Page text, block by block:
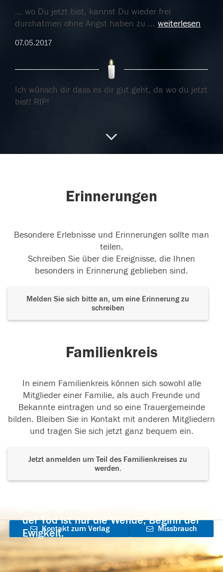
... wo Du jetzt bist, kannst Du wieder frei
durchatmen ohne Angst haben zu ... weiterlesen
07.05.2017
Ich wünsch dir dass es dir gut geht, da wo du jetzt
bist! RIP!
Erinnerungen
Besondere Erlebnisse und Erinnerungen sollte man
teilen.
Schreiben Sie über die Ereignisse, die Ihnen
besonders in Erinnerung geblieben sind.
Melden Sie sich bitte an, um eine Erinnerung zu
schreiben
Familienkreis
In einem Familienkreis können sich sowohl alle
Mitglieder einer Familie, als auch Freunde und
Bekannte eintragen und so eine Trauergemeinde
bilden. Bleiben Sie in Kontakt mit anderen Mitgliedern
und tragen Sie sich jetzt ganz bequem ein.
Jetzt anmelden um Teil des Familienkreises zu
werden.
der Tod ist nur die Wende, Beginn der
Ewigkeit.
Kontakt zum Verlag
aufnehmen
Missbrauch